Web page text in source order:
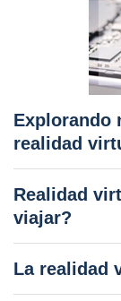
Explorando
realidad
Realidad
viajar?
La realidad